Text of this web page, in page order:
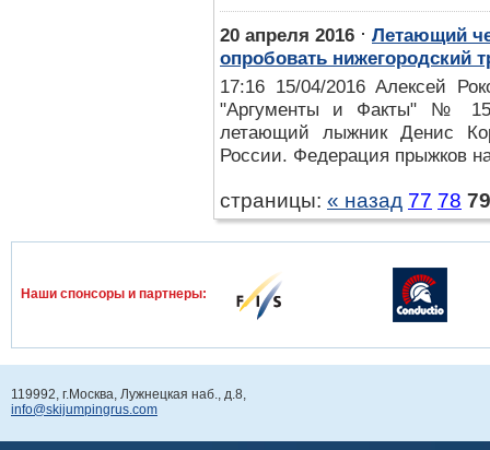
20 апреля 2016 ⋅ Летающий
опробовать нижегородский
17:16 15/04/2016 Алексей
"Аргументы и Факты" № 15
летающий лыжник Денис
России. Федерация прыжков
страницы: « назад 77 78 79
Наши спонcоры и партнеры:
119992, г.Москва, Лужнецкая наб., д.8,
info@skijumpingrus.com